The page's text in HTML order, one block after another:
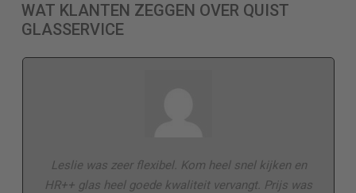
WAT KLANTEN ZEGGEN OVER QUIST
GLASSERVICE
Leslie was zeer flexibel. Kom heel snel kijken en
HR++ glas heel goede kwaliteit vervangt. Prijs was